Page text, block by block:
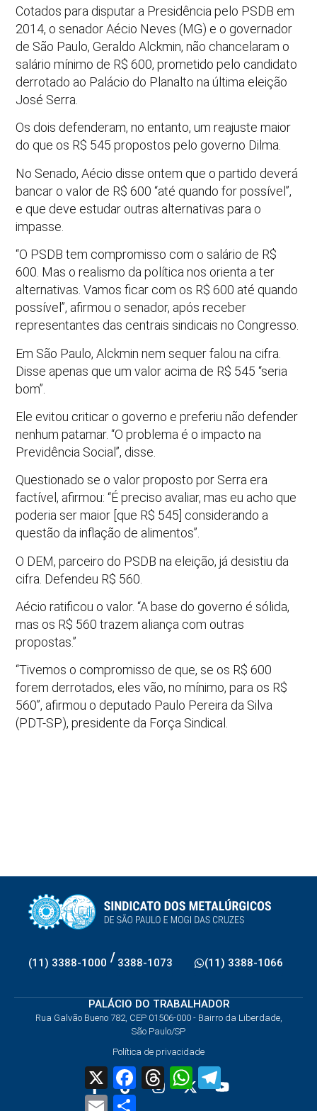
Cotados para disputar a Presidência pelo PSDB em
2014, o senador Aécio Neves (MG) e o governador
de São Paulo, Geraldo Alckmin, não chancelaram o
salário mínimo de R$ 600, prometido pelo candidato
derrotado ao Palácio do Planalto na última eleição
José Serra.
Os dois defenderam, no entanto, um reajuste maior
do que os R$ 545 propostos pelo governo Dilma.
No Senado, Aécio disse ontem que o partido deverá
bancar o valor de R$ 600 “até quando for possível”,
e que deve estudar outras alternativas para o
impasse.
“O PSDB tem compromisso com o salário de R$
600. Mas o realismo da política nos orienta a ter
alternativas. Vamos ficar com os R$ 600 até quando
possível”, afirmou o senador, após receber
representantes das centrais sindicais no Congresso.
Em São Paulo, Alckmin nem sequer falou na cifra.
Disse apenas que um valor acima de R$ 545 “seria
bom”.
Ele evitou criticar o governo e preferiu não defender
nenhum patamar. “O problema é o impacto na
Previdência Social”, disse.
Questionado se o valor proposto por Serra era
factível, afirmou: “É preciso avaliar, mas eu acho que
poderia ser maior [que R$ 545] considerando a
questão da inflação de alimentos”.
O DEM, parceiro do PSDB na eleição, já desistiu da
cifra. Defendeu R$ 560.
Aécio ratificou o valor. “A base do governo é sólida,
mas os R$ 560 trazem aliança com outras
propostas.”
“Tivemos o compromisso de que, se os R$ 600
forem derrotados, eles vão, no mínimo, para os R$
560”, afirmou o deputado Paulo Pereira da Silva
(PDT-SP), presidente da Força Sindical.
(11) 3388-1000 / 3388-1073 (11) 3388-1066
PALÁCIO DO TRABALHADOR
Rua Galvão Bueno 782, CEP 01506-000 - Bairro da Liberdade,
São Paulo/SP
Política de privacidade
X FacebookThreadsWhatsApp
Email